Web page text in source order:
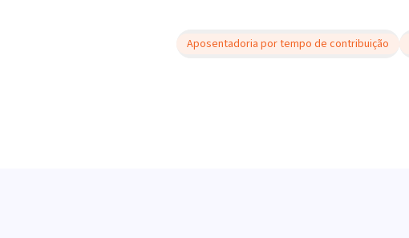
Aposentadoria por tempo de contribuição